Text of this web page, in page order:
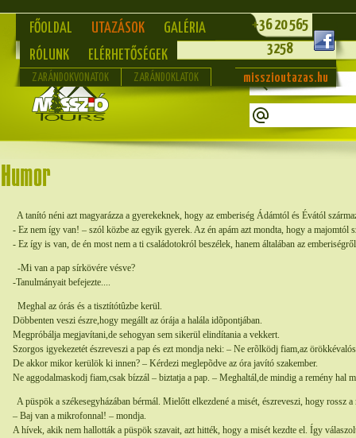
FŐOLDAL UTAZÁSOK
GALÉRIA
RÓLUNK
ELÉRHETŐSÉGEK
+36 20 565
3258
ZARÁNDOKVONATOK ZARÁNDOKLATOK misszioutazas.hu
A tanító néni azt magyarázza a gyerekeknek, hogy az emberiség Ádámtól és Évától
- Ez nem így van! – szól közbe az egyik gyerek. Az én apám azt mondta, hogy a majomtól
- Ez így is van, de én most nem a ti családotokról beszélek, hanem általában az
-Mi van a pap sírkövére vésve?
-Tanulmányait befejezte....
Meghal az órás és a tisztítótûzbe kerül.
Döbbenten veszi észre,hogy megállt az órája a halála idõpontjában.
Megpróbálja megjavítani,de sehogyan sem sikerül elindítania a vekkert.
Szorgos igyekezetét észreveszi a pap és ezt mondja neki: – Ne erõlködj fiam,az
De akkor mikor kerülök ki innen? – Kérdezi meglepõdve az óra javító szakember.
Ne aggodalmaskodj fiam,csak bízzál – biztatja a pap. – Meghaltál,de mindig a remény hal
A püspök a székesegyházában bérmál. Mielőtt elkezdené a misét, észreveszi, hogy rossz
– Baj van a mikrofonnal! – mondja.
A hívek, akik nem hallották a püspök szavait, azt hitték, hogy a misét kezdte el. Így